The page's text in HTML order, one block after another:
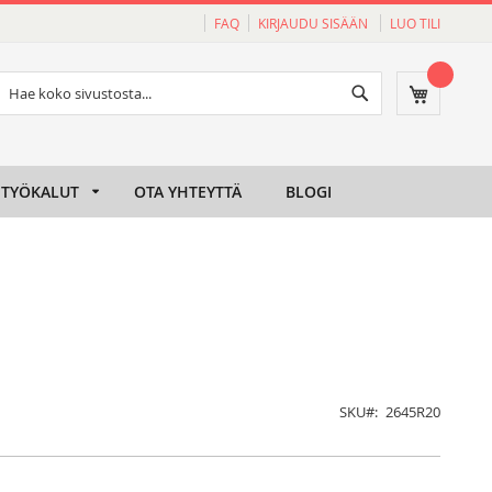
FAQ KIRJAUDU SISÄÄN LUO TILI
Ostoskori
TYÖKALUT OTA YHTEYTTÄ BLOGI
SKU 2645R20